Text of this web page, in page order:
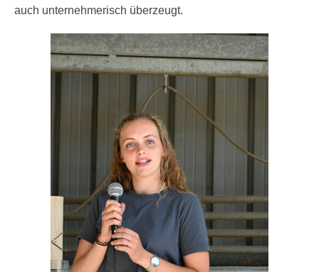
auch unternehmerisch überzeugt.